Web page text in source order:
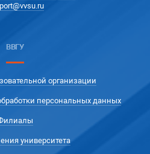
ВВГУ
организации
персональных данных
университета